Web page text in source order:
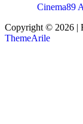
Cinema89
Copyright © 2026 |
ThemeArile